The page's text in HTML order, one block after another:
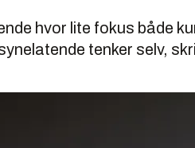
hvor lite fokus både
tenker selv,